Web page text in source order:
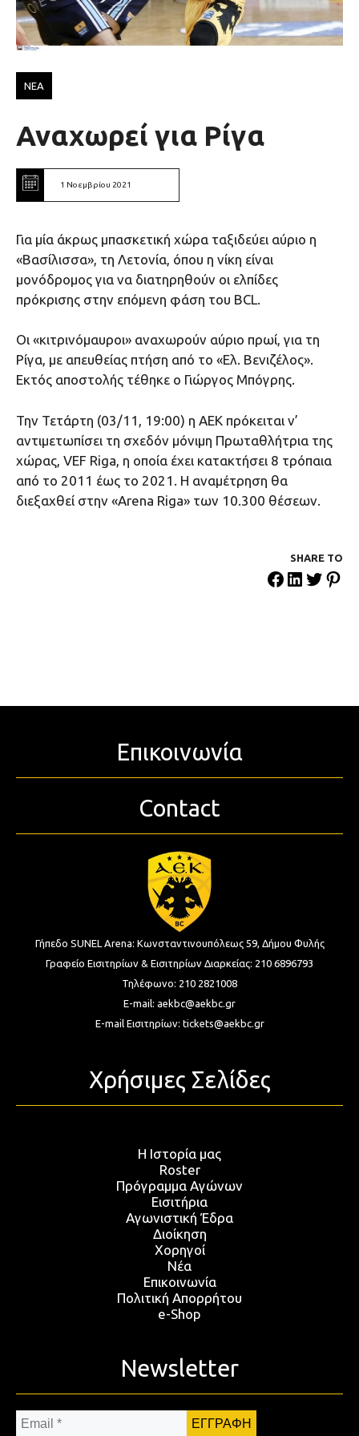
ΝΕΑ
Αναχωρεί για Ρίγα
1 Νοεμβρίου 2021
Για μία άκρως μπασκετική χώρα ταξιδεύει αύριο η
«Βασίλισσα», τη Λετονία, όπου η νίκη είναι
μονόδρομος για να διατηρηθούν οι ελπίδες
πρόκρισης στην επόμενη φάση του BCL.
Οι «κιτρινόμαυροι» αναχωρούν αύριο πρωί, για τη
Ρίγα, με απευθείας πτήση από το «Ελ. Βενιζέλος».
Εκτός αποστολής τέθηκε ο Γιώργος Μπόγρης.
Την Τετάρτη (03/11, 19:00) η ΑΕΚ πρόκειται ν’
αντιμετωπίσει τη σχεδόν μόνιμη Πρωταθλήτρια της
χώρας, VEF Riga, η οποία έχει κατακτήσει 8 τρόπαια
από το 2011 έως το 2021. Η αναμέτρηση θα
διεξαχθεί στην «Αrena Riga» των 10.300 θέσεων.
SHARE ΤΟ
Επικοινωνία
Contact
Γήπεδο SUNEL Arena: Κωνσταντινουπόλεως 59, Δήμου Φυλής
Γραφείο Εισιτηρίων & Εισιτηρίων Διαρκείας: 210 6896793
Τηλέφωνο: 210 2821008
E-mail: aekbc@aekbc.gr
E-mail Εισιτηρίων: tickets@aekbc.gr
Χρήσιμες Σελίδες
Η Ιστορία μας
Roster
Πρόγραμμα Αγώνων
Εισιτήρια
Αγωνιστική Έδρα
Διοίκηση
Χορηγοί
Νέα
Επικοινωνία
Πολιτική Απορρήτου
e-Shop
Newsletter
Email